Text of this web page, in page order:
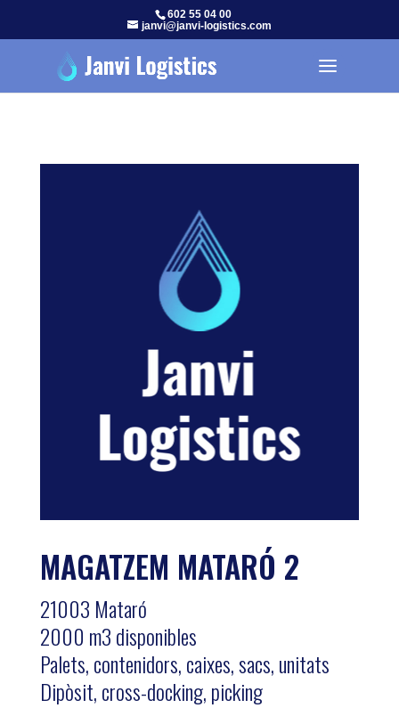
602 55 04 00
janvi@janvi-logistics.com
MAGATZEM MATARÓ 2
21003 Mataró
2000 m3 disponibles
Palets, contenidors, caixes, sacs, unitats
Dipòsit, cross-docking, picking